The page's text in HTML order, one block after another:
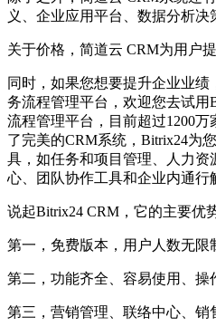
义、企业应用平台、数据分析决
关于价格，简道云 CRM为用户
同时，如果您想要提升企业业
务流程管理平台，欢迎您去试用
流程管理平台，目前超过1200
了完美的CRM系统，Bitrix24为
具，如任务和项目管理、人力资
心、团队协作工具和企业内通行
说起Bitrix24 CRM，它的主要优
第一，免费版本，用户人数无限
第二，功能齐全、容易使用、操
第三，营销管理、联络中心、销